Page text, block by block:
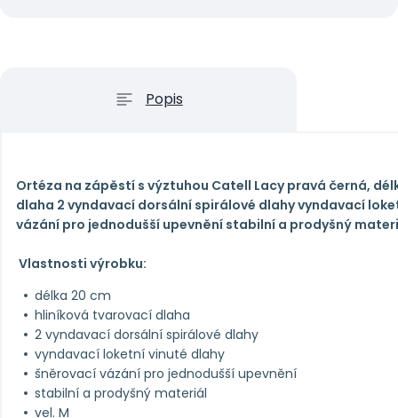
Popis
Ortéza na zápěstí s výztuhou Catell Lacy pravá černá,
dlaha 2 vyndavací dorsální spirálové dlahy vyndavací
vázání pro jednodušší upevnění stabilní a prodyšný
Vlastnosti výrobku:
délka 20 cm
hliníková tvarovací dlaha
2 vyndavací dorsální spirálové dlahy
vyndavací loketní vinuté dlahy
šněrovací vázání pro jednodušší upevnění
stabilní a prodyšný materiál
vel. M